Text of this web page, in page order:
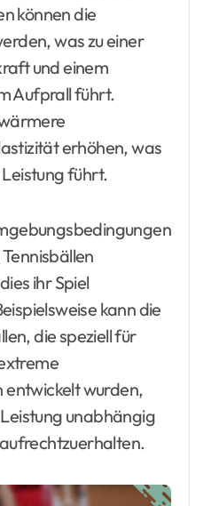
können die
was zu einer
und einem
Aufprall führt.
erhöhen, was
führt.
ihr Spiel
kann die
die speziell für
wurden,
unabhängig